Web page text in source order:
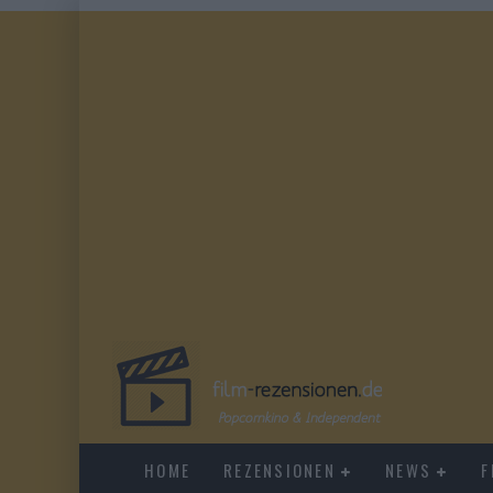
HOME REZENSIONEN NEWS